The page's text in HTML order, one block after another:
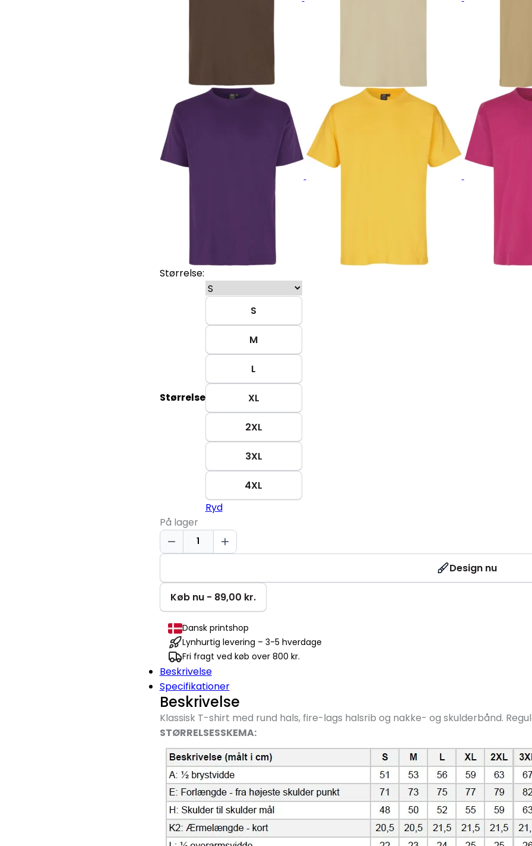
Størrelse:
Størrelse
S
M
L
XL
2XL
3XL
4XL
Ryd
På lager
T-
TIME®
shirt
antal
Design nu
Køb nu - 89,00 kr.
Dansk printshop
Lynhurtig levering – 3-5 hverdage
Fri fragt ved køb over 800 kr.
Beskrivelse
Specifikationer
Beskrivelse
Klassisk T-shirt med rund hals, fire-lags halsrib og nakke- og skulderbånd.
STØRRELSESSKEMA: